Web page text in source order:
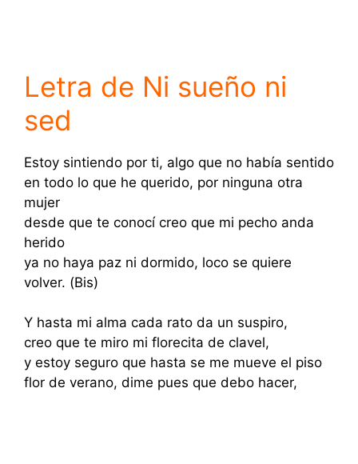
Letra de Ni sueño ni
sed
Estoy sintiendo por ti, algo que no había sentido
en todo lo que he querido, por ninguna otra
mujer
desde que te conocí creo que mi pecho anda
herido
ya no haya paz ni dormido, loco se quiere
volver. (Bis)
Y hasta mi alma cada rato da un suspiro,
creo que te miro mi florecita de clavel,
y estoy seguro que hasta se me mueve el piso
flor de verano, dime pues que debo hacer,